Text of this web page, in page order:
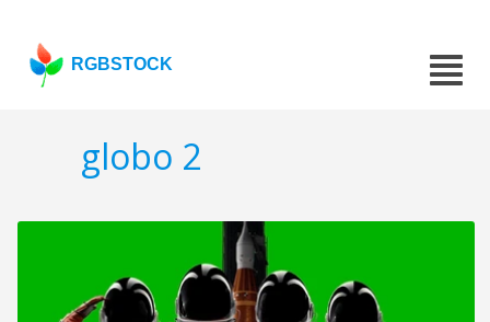
RGBSTOCK
globo 2